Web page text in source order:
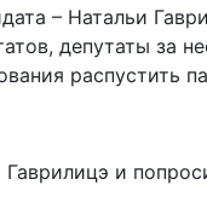
– Натальи
депутаты за
распустить
и